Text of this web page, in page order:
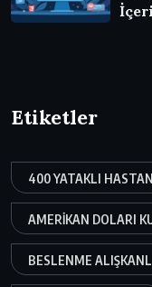
Etiketler
400 YATAKLI
AMERIKAN DOLARI
BESLENME